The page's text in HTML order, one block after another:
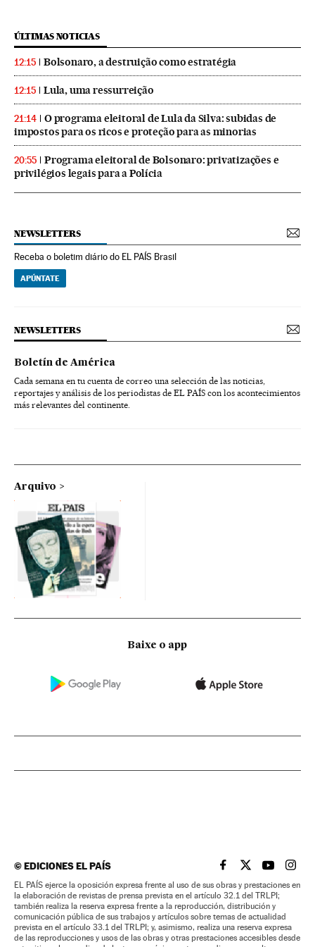
ÚLTIMAS NOTICIAS
12:15 Bolsonaro, a destruição como estratégia
12:15 Lula, uma ressurreição
21:14
O programa eleitoral de Lula da Silva: subidas de
impostos para os ricos e proteção para as minorias
20:55
Programa eleitoral de Bolsonaro: privatizações e
privilégios legais para a Polícia
NEWSLETTERS
Receba o boletim diário do EL PAÍS Brasil
APÚNTATE
NEWSLETTERS
Boletín de América
Cada semana en tu cuenta de correo una selección de las noticias,
reportajes y análisis de los periodistas de EL PAÍS con los acontecimientos
más relevantes del continente.
Arquivo
Baixe o app
©EDICIONES EL PAÍS EL PAÍS BRASIL EN
EL PAÍSEL PAÍS
EL
EL PAÍS ejerce la oposición expresa frente al uso de sus obras y prestaciones en
la elaboración de revistas de prensa prevista en el artículo 32.1 del TRLPI;
también realiza la reserva expresa frente a la reproducción, distribución y
comunicación pública de sus trabajos y artículos sobre temas de actualidad
prevista en el artículo 33.1 del TRLPI; y, asimismo, realiza una reserva expresa
de las reproducciones y usos de las obras y otras prestaciones accesibles desde